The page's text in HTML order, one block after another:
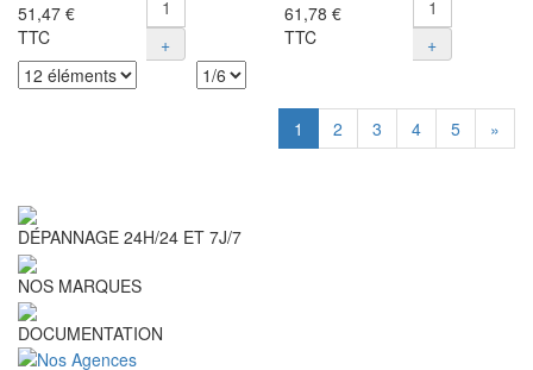
51,47 €
TTC
+
61,78 €
TTC
+
1 2 3 4 5 »
DÉPANNAGE 24H/24 ET 7J/7
NOS MARQUES
DOCUMENTATION